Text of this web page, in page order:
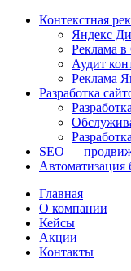
Контекстная
Яндекс
Реклама в
Аудит
Реклама
Разработка
SEO —
Главная
О компании
Кейсы
Акции
Контакты